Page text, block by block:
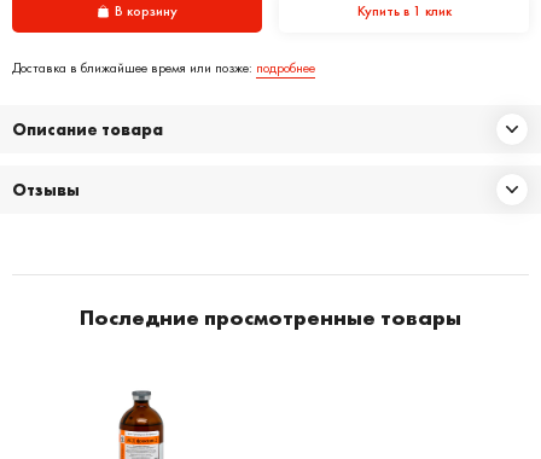
В корзину Купить в 1 клик
Доставка в ближайшее время или позже: подробнее
Описание товара
Отзывы
Последние просмотренные товары